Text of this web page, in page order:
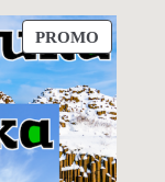
PROMO
EN